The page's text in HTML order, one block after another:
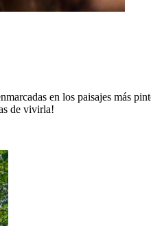
en los paisajes más
de vivirla!